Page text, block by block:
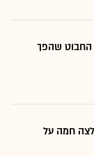
החבוט שהפך
חמה על